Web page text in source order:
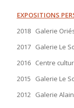
EXPOSITIONS
2018 Galerie
2017 Galerie Le
2016 Centre
2015 Galerie Le
2012 Galerie